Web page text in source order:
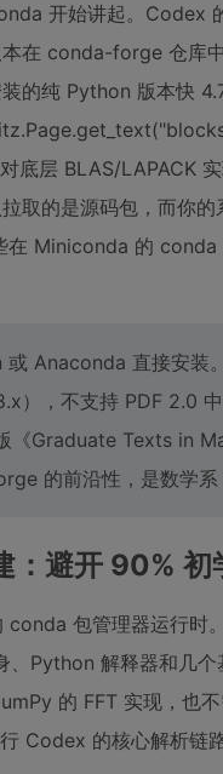
开始讲起。Codex
在 conda-forge 仓库
的纯 Python 版本快
底层 BLAS/LAPACK
取的是源码包，而你
Miniconda 的 conda
或 Anaconda 直接安装
），不支持 PDF 2.0
《Graduate Texts in
的前沿性，是数学
避开 90% 初
conda 包管理器运行
、Python 解释器和几
的 FFT 实现，也
Codex 的核心解析链